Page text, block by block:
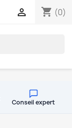
shopping_cart (0)

Conseil expert